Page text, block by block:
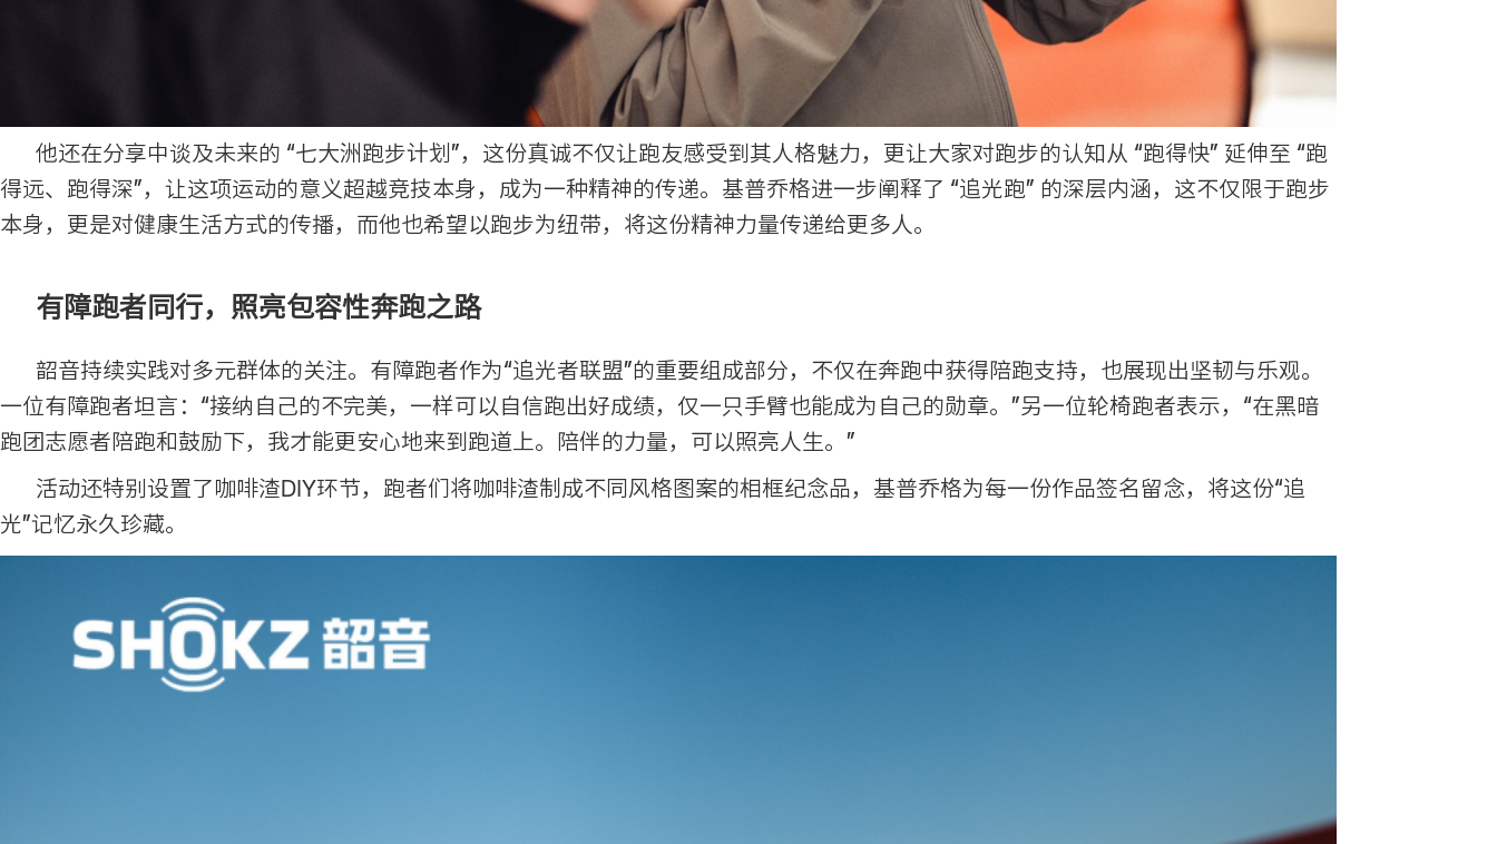
他还在分享中谈及未来的 “七大洲跑步计划”，这份真诚不仅让跑友感受到其人格魅力，更让大家对跑步的认知从 “跑得快” 延伸至 “跑
得远、跑得深”，让这项运动的意义超越竞技本身，成为一种精神的传递。基普乔格进一步阐释了 “追光跑” 的深层内涵，这不仅限于跑步
本身，更是对健康生活方式的传播，而他也希望以跑步为纽带，将这份精神力量传递给更多人。
有障跑者同行，照亮包容性奔跑之路
韶音持续实践对多元群体的关注。有障跑者作为“追光者联盟”的重要组成部分，不仅在奔跑中获得陪跑支持，也展现出坚韧与乐观。
一位有障跑者坦言：“接纳自己的不完美，一样可以自信跑出好成绩，仅一只手臂也能成为自己的勋章。”另一位轮椅跑者表示，“在黑暗
跑团志愿者陪跑和鼓励下，我才能更安心地来到跑道上。陪伴的力量，可以照亮人生。”
活动还特别设置了咖啡渣DIY环节，跑者们将咖啡渣制成不同风格图案的相框纪念品，基普乔格为每一份作品签名留念，将这份“追
光”记忆永久珍藏。